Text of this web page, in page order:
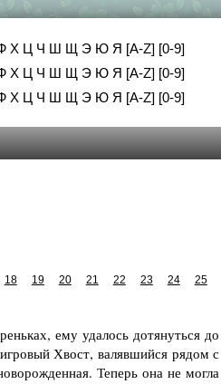
Х Ц Ч Ш Щ Э Ю Я [A-Z] [0-9]
Х Ц Ч Ш Щ Э Ю Я [A-Z] [0-9]
Х Ц Ч Ш Щ Э Ю Я [A-Z] [0-9]
18 19 20 21 22 23 24
25
ему удалось дотянуться до
Хвост, валявшийся рядом с
Теперь она не могла